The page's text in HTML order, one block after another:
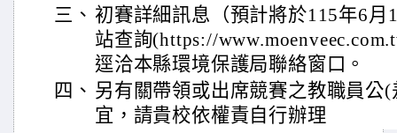
三、 初賽詳細訊息（預計將於115年6月
站查詢(https://
逕洽本縣環境保護局聯絡窗口。
四、 另有關帶領或出席競賽之教職員公
宜，請貴校依權責自行辦理